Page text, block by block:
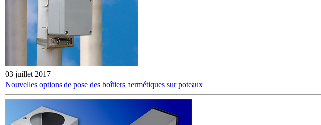
03 juillet 2017
Nouvelles options de pose des boîtiers hermétiques sur poteaux